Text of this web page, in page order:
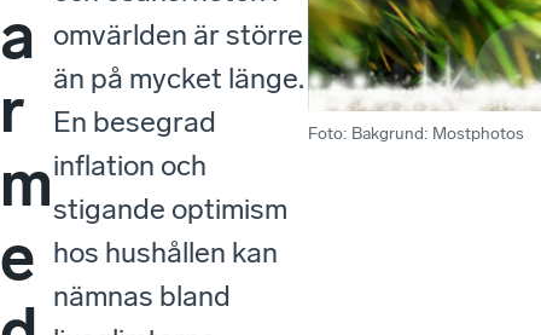
a
r
m
e
omvärlden är större
än på mycket länge.
En besegrad
inflation och
stigande optimism
hos hushållen kan
nämnas bland
Foto: Bakgrund: Mostphotos